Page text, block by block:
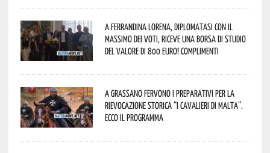
A Ferrandina Lorena, diplomatasi con il
massimo dei voti, riceve una borsa di studio
del valore di 800 euro! Complimenti
A Grassano fervono i preparativi per la
Rievocazione Storica “I CAVALIERI DI MALTA”.
Ecco il programma